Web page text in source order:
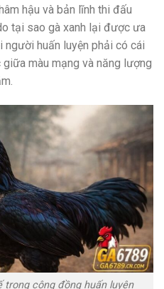
hậu và bản lĩnh thi đấu
tại sao gà xanh lại được ưa
huấn luyện phải có cái
màu mạng và năng lượng
trong cộng đồng huấn luyện